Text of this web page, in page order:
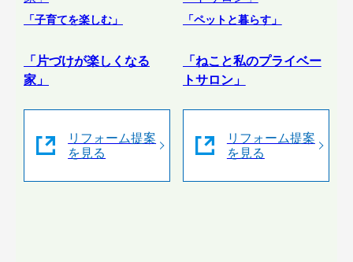
「子育てを楽しむ」
「片づけが楽しくなる
家」
リフォーム提案
を見る
「ペットと暮らす」
「ねこと私のプライベー
トサロン」
リフォーム提案
を見る